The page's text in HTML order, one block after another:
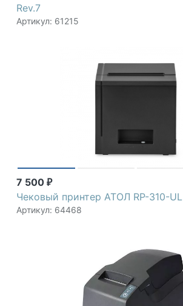
Rev.7
Артикул: 61215
7 500 ₽
Чековый принтер АТОЛ RP-310-UL
Артикул: 64468